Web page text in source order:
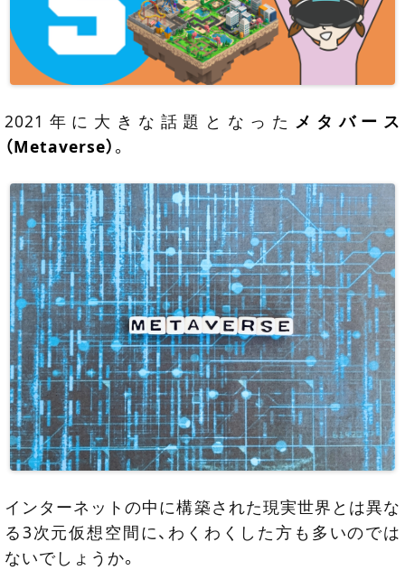
2021年に大きな話題となった メタバース
（Metaverse）。
インターネットの中に構築された現実世界とは異な
る3次元仮想空間に、わくわくした方も多いのでは
ないでしょうか。